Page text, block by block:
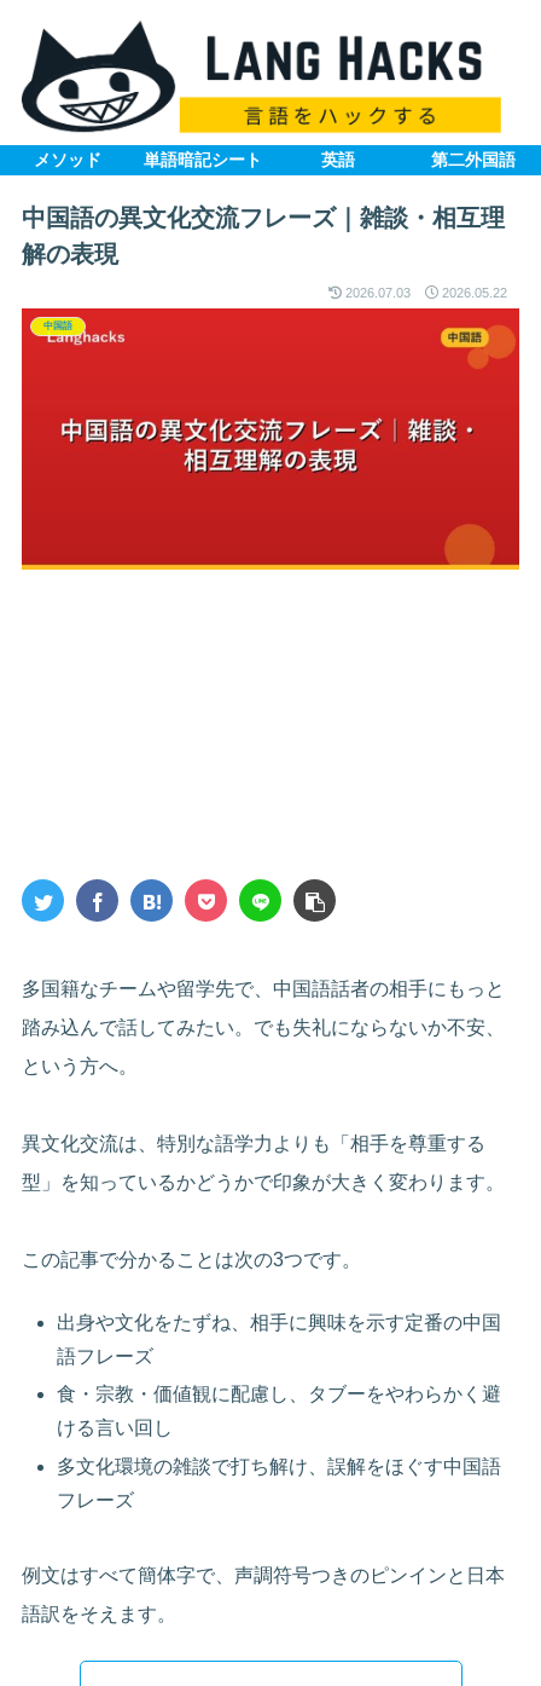
メソッド 単語暗記シート 英語 第二外国語
中国語の異文化交流フレーズ｜雑談・相互理
解の表現
2026.07.03 2026.05.22
中国語
多国籍なチームや留学先で、中国語話者の相手にもっと
踏み込んで話してみたい。でも失礼にならないか不安、
という方へ。
異文化交流は、特別な語学力よりも「相手を尊重する
型」を知っているかどうかで印象が大きく変わります。
この記事で分かることは次の3つです。
出身や文化をたずね、相手に興味を示す定番の中国
語フレーズ
食・宗教・価値観に配慮し、タブーをやわらかく避
ける言い回し
多文化環境の雑談で打ち解け、誤解をほぐす中国語
フレーズ
例文はすべて簡体字で、声調符号つきのピンインと日本
語訳をそえます。